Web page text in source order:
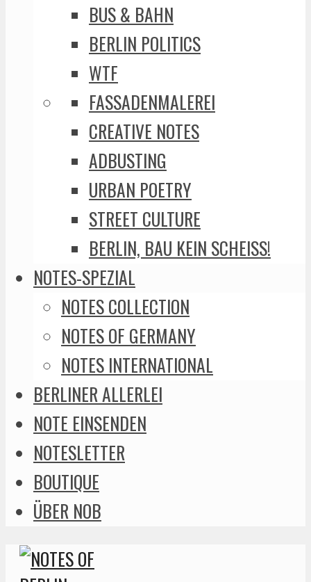
BUS & BAHN
BERLIN POLITICS
WTF
FASSADENMALEREI
CREATIVE NOTES
ADBUSTING
URBAN POETRY
STREET CULTURE
BERLIN, BAU KEIN SCHEISS!
NOTES-SPEZIAL
NOTES COLLECTION
NOTES OF GERMANY
NOTES INTERNATIONAL
BERLINER ALLERLEI
NOTE EINSENDEN
NOTESLETTER
BOUTIQUE
ÜBER NOB